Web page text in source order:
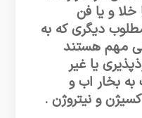
و یا فن
دیگری که به
مهم هستند
یا غیر
بخار اب و
و نیتروژن .